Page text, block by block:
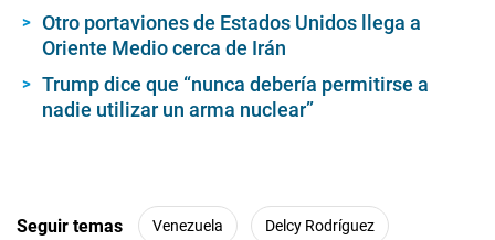
Otro portaviones de Estados Unidos llega a
Oriente Medio cerca de Irán
Trump dice que “nunca debería permitirse a
nadie utilizar un arma nuclear”
Seguir temas Venezuela Delcy Rodríguez